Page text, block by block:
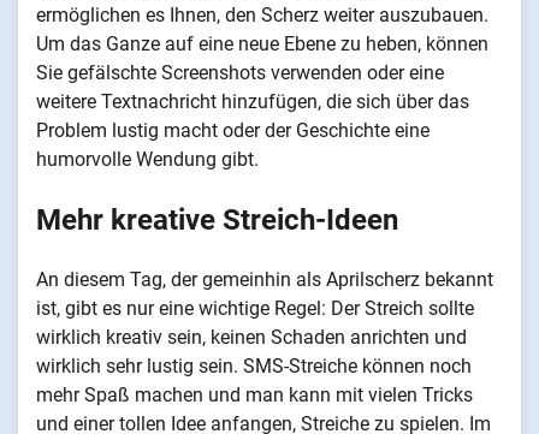
ermöglichen es Ihnen, den Scherz weiter auszubauen.
Um das Ganze auf eine neue Ebene zu heben, können
Sie gefälschte Screenshots verwenden oder eine
weitere Textnachricht hinzufügen, die sich über das
Problem lustig macht oder der Geschichte eine
humorvolle Wendung gibt.
Mehr kreative Streich-Ideen
An diesem Tag, der gemeinhin als Aprilscherz bekannt
ist, gibt es nur eine wichtige Regel: Der Streich sollte
wirklich kreativ sein, keinen Schaden anrichten und
wirklich sehr lustig sein. SMS-Streiche können noch
mehr Spaß machen und man kann mit vielen Tricks
und einer tollen Idee anfangen, Streiche zu spielen. Im